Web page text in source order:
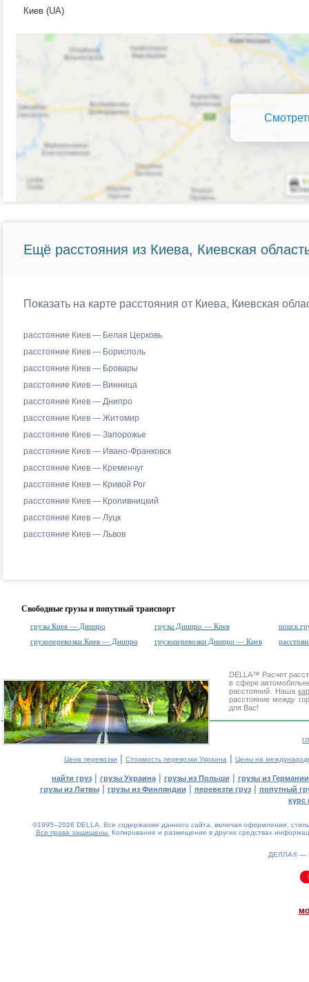
Киев (UA)
Ещё расстояния из Киева, Киевская
Показать на карте расстояния от Киева, Киевская
расстояние Киев — Белая Церковь
расстояние Киев — Борисполь
расстояние Киев — Бровары
расстояние Киев — Винница
расстояние Киев — Днипро
расстояние Киев — Житомир
расстояние Киев — Запорожье
расстояние Киев — Ивано-Франковск
расстояние Киев — Кременчуг
расстояние Киев — Кривой Рог
расстояние Киев — Кропивницкий
расстояние Киев — Луцк
расстояние Киев — Львов
Свободные грузы и попутный транспорт
грузы Киев — Днипро грузы Днипро — Киев
поиск
грузоперевозки Киев — Днипро
грузоперевозки Днипро — Киев
DELLA™ Расчет
в сфере
расстояний. Наша
расстояние между
для Вас!
Цена перевозки | Стоимость перевозки Украина | Цены на
найти груз| грузы Украина| грузы из Польши | грузы из Германии
грузы из Литвы| грузы из Финляндии | перевезти груз| попутный
курс
©1995–2026 DELLA. Все содержание данного сайта, включая оформление,
Все права защищены. Копирование и размещение в других средствах
ДЕЛЛА® —